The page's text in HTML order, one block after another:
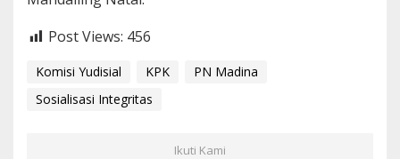
Post Views: 456
Komisi Yudisial KPK
PN Madina
Sosialisasi Integritas
Ikuti Kami